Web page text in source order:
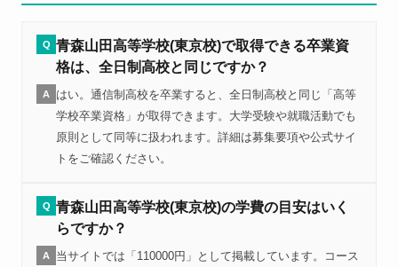
Q 青森山田高等学校(東京校)で取得できる卒業資
格は、全日制高校と同じですか？
A
はい。通信制高校を卒業すると、全日制高校と同じ「高等
学校卒業資格」が取得できます。大学受験や就職活動でも
原則として同等に扱われます。詳細は募集要項や公式サイ
トをご確認ください。
Q 青森山田高等学校(東京校)の学費の目安はいく
らですか？
A
当サイトでは「110000円」として掲載しています。コース